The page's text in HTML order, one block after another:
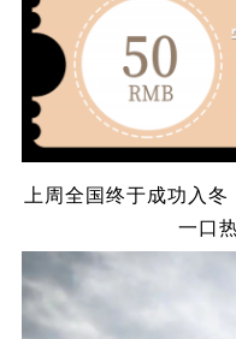
上周全国终于成功入
一口